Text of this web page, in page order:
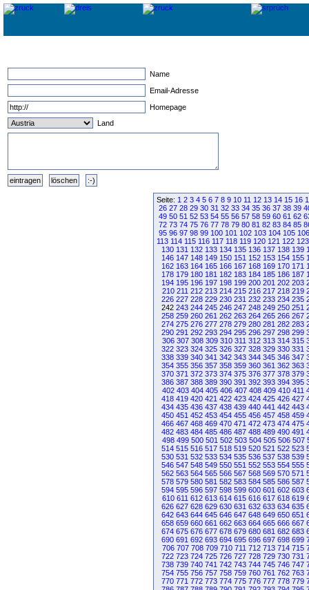
Name
Email-Adresse
Homepage
Land
Seite: 1 2 3 4 5 6 7 8 9 10 11 12 13 14 15 16
26 27 28 29 30 31 32 33 34 35 36 37 38 39
49 50 51 52 53 54 55 56 57 58 59 60 61 62
72 73 74 75 76 77 78 79 80 81 82 83 84 85
95 96 97 98 99 100 101 102 103 104 105 106
113 114 115 116 117 118 119 120 121 122 123
130 131 132 133 134 135 136 137 138 139
146 147 148 149 150 151 152 153 154 155
162 163 164 165 166 167 168 169 170 171
178 179 180 181 182 183 184 185 186 187
194 195 196 197 198 199 200 201 202 203
210 211 212 213 214 215 216 217 218 219
226 227 228 229 230 231 232 233 234 235
242 243 244 245 246 247 248 249 250 251
258 259 260 261 262 263 264 265 266 267
274 275 276 277 278 279 280 281 282 283
290 291 292 293 294 295 296 297 298 299
306 307 308 309 310 311 312 313 314 315
322 323 324 325 326 327 328 329 330 331
338 339 340 341 342 343 344 345 346 347
354 355 356 357 358 359 360 361 362 363
370 371 372 373 374 375 376 377 378 379
386 387 388 389 390 391 392 393 394 395
402 403 404 405 406 407 408 409 410 411
418 419 420 421 422 423 424 425 426 427
434 435 436 437 438 439 440 441 442 443
450 451 452 453 454 455 456 457 458 459
466 467 468 469 470 471 472 473 474 475
482 483 484 485 486 487 488 489 490 491
498 499 500 501 502 503 504 505 506 507
514 515 516 517 518 519 520 521 522 523
530 531 532 533 534 535 536 537 538 539
546 547 548 549 550 551 552 553 554 555
562 563 564 565 566 567 568 569 570 571
578 579 580 581 582 583 584 585 586 587
594 595 596 597 598 599 600 601 602 603
610 611 612 613 614 615 616 617 618 619
626 627 628 629 630 631 632 633 634 635
642 643 644 645 646 647 648 649 650 651
658 659 660 661 662 663 664 665 666 667
674 675 676 677 678 679 680 681 682 683
690 691 692 693 694 695 696 697 698 699
706 707 708 709 710 711 712 713 714 715
722 723 724 725 726 727 728 729 730 731
738 739 740 741 742 743 744 745 746 747
754 755 756 757 758 759 760 761 762 763
770 771 772 773 774 775 776 777 778 779